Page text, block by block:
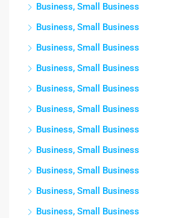
Business, Small Business
Business, Small Business
Business, Small Business
Business, Small Business
Business, Small Business
Business, Small Business
Business, Small Business
Business, Small Business
Business, Small Business
Business, Small Business
Business, Small Business